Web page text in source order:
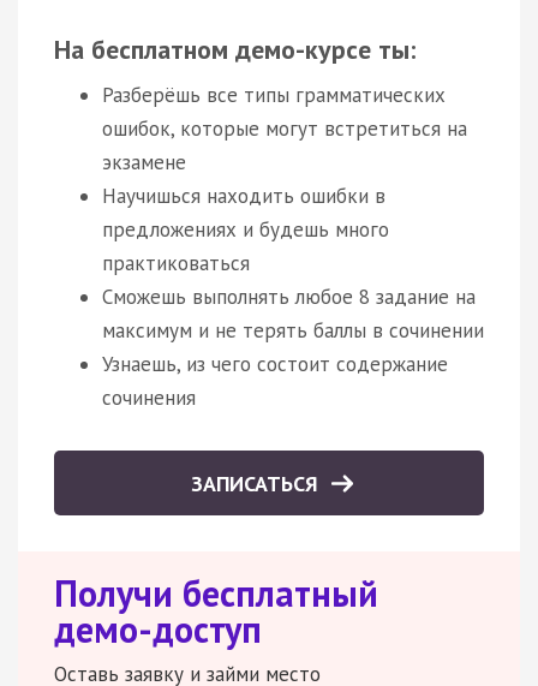
На бесплатном демо-курсе ты:
Разберёшь все типы грамматических
ошибок, которые могут встретиться на
экзамене
Научишься находить ошибки в
предложениях и будешь много
практиковаться
Сможешь выполнять любое 8 задание на
максимум и не терять баллы в сочинении
Узнаешь, из чего состоит содержание
сочинения
ЗАПИСАТЬСЯ
Получи бесплатный
демо-доступ
Оставь заявку и займи место